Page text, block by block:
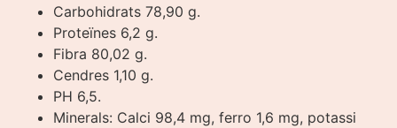
Carbohidrats 78,90 g.
Proteïnes 6,2 g.
Fibra 80,02 g.
Cendres 1,10 g.
PH 6,5.
Minerals: Calci 98,4 mg, ferro 1,6 mg, potassi